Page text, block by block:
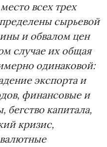
всех трех
сырьевой
и обвалом цен
случае их общая
одинаковой:
экспорта и
финансовые и
капитала,
кризис,